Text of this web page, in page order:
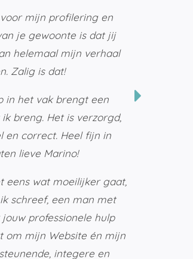
mijn profilering en
je gewoonte is dat jij
helemaal mijn verhaal
Zalig is dat!
in het vak brengt een
breng. Het is verzorgd,
en correct. Heel fijn in
lieve Marino!
eens wat moeilijker gaat,
schreef, een man met
professionele hulp
om mijn Website én mijn
integere en